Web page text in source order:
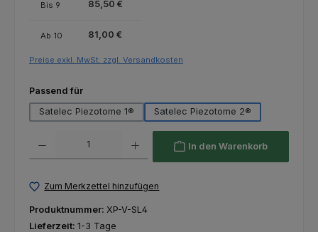
Bis 9 85,50 €
Ab 10 81,00 €
Preise exkl. MwSt. zzgl. Versandkosten
Passend fürauswählen
Satelec Piezotome 1®
Satelec Piezotome 2®
In den Warenkorb
Zum Merkzettel hinzufügen
Produktnummer: XP-V-SL4
Lieferzeit: 1-3 Tage